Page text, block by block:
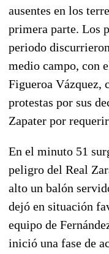
ausentes en los
primera parte. Los
periodo
medio campo, con
Figueroa Vázquez,
protestas por sus
Zapater por
En el minuto 51
peligro del Real
alto un balón
dejó en situación
equipo de
inició una fase de